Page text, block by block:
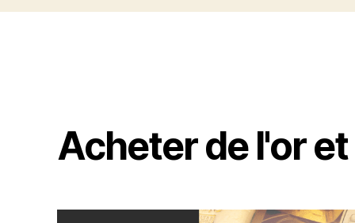
Acheter de l'or